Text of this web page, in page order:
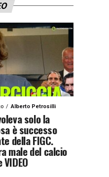
Alberto Petrosilli
solo la
è successo
della FIGC.
male del calcio